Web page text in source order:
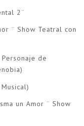
2¨
¨ Show Teatral con
de
un Amor ¨ Show